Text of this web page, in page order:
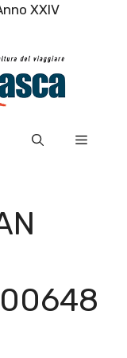
XXIV
Menu